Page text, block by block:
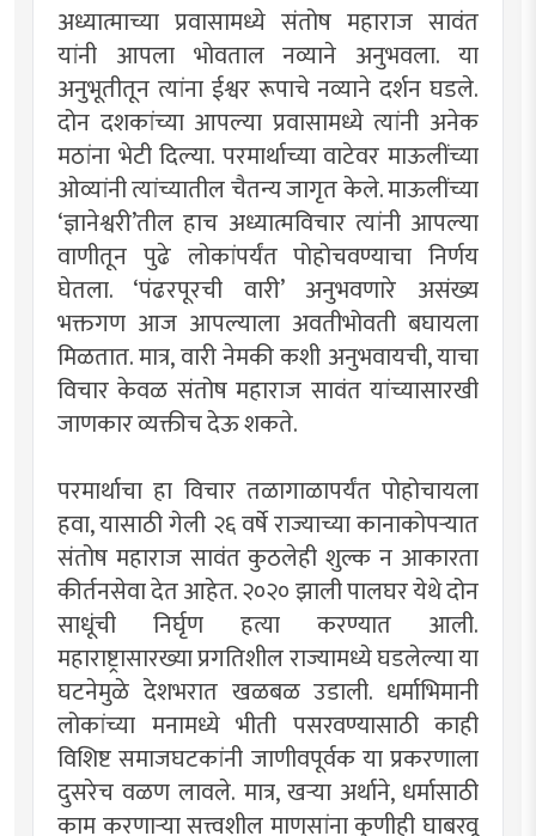
अध्यात्माच्या प्रवासामध्ये संतोष महाराज सावंत
यांनी आपला भोवताल नव्याने अनुभवला. या
अनुभूतीतून त्यांना ईश्वर रूपाचे नव्याने दर्शन घडले.
दोन दशकांच्या आपल्या प्रवासामध्ये त्यांनी अनेक
मठांना भेटी दिल्या. परमार्थाच्या वाटेवर माऊलींच्या
ओव्यांनी त्यांच्यातील चैतन्य जागृत केले. माऊलींच्या
‘ज्ञानेश्वरी’तील हाच अध्यात्मविचार त्यांनी आपल्या
वाणीतून पुढे लोकांपर्यंत पोहोचवण्याचा निर्णय
घेतला. ‘पंढरपूरची वारी’ अनुभवणारे असंख्य
भक्तगण आज आपल्याला अवतीभोवती बघायला
मिळतात. मात्र, वारी नेमकी कशी अनुभवायची, याचा
विचार केवळ संतोष महाराज सावंत यांच्यासारखी
जाणकार व्यक्तीच देऊ शकते.
परमार्थाचा हा विचार तळागाळापर्यंत पोहोचायला
हवा, यासाठी गेली २६ वर्षे राज्याच्या कानाकोपर्‍यात
संतोष महाराज सावंत कुठलेही शुल्क न आकारता
कीर्तनसेवा देत आहेत. २०२० झाली पालघर येथे दोन
साधूंची निर्घृण हत्या करण्यात आली.
महाराष्ट्रासारख्या प्रगतिशील राज्यामध्ये घडलेल्या या
घटनेमुळे देशभरात खळबळ उडाली. धर्माभिमानी
लोकांच्या मनामध्ये भीती पसरवण्यासाठी काही
विशिष्ट समाजघटकांनी जाणीवपूर्वक या प्रकरणाला
दुसरेच वळण लावले. मात्र, खर्‍या अर्थाने, धर्मासाठी
काम करणार्‍या सत्त्वशील माणसांना कुणीही घाबरवू